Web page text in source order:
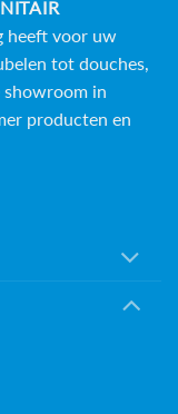
heeft voor uw
tot douches,
showroom in
producten en